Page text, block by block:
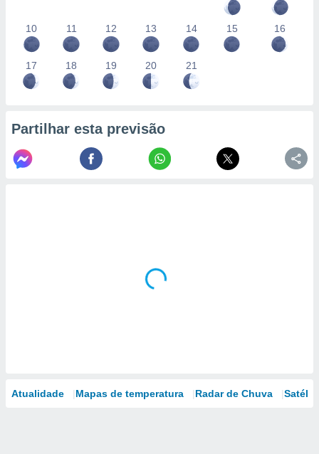
10 11 12 13 14 15 16
17 18 19 20 21
Partilhar esta previsão
Atualidade Mapas de temperatura Radar de Chuva